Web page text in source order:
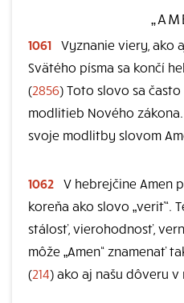
1061 Vyznanie viery, ako
Svätého písma sa končí
(2856) Toto slovo sa
modlitieb Nového
svoje modlitby slovom
1062 V hebrejčine Amen
koreňa ako slovo „veriť“.
stálosť, vierohodnosť,
môže „Amen“ znamenať
(214) ako aj našu dôveru v